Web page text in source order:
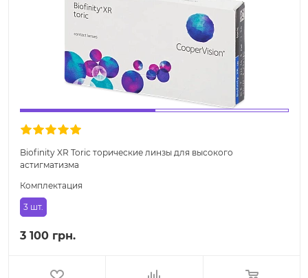
Biofinity XR Toric торические линзы для высокого
астигматизма
Комплектация
3 шт.
3 100 грн.